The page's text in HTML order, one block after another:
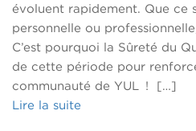
évoluent rapidement. Que ce
personnelle ou
C’est pourquoi la Sûreté du
de cette période pour
communauté de YUL ! […]
Lire la suite